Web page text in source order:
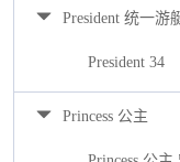
President 统一游
President 34
Princess 公主